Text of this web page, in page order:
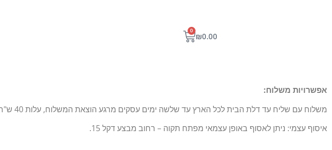
₪0.00
0
אפשרויות משלוח:
משלוח עם שליח עד דלת הבית לכל הארץ עד שלשה ימים עסקים מרגע הוצאת המשלוח, עלות 40 ש"ח.
איסוף עצמי: ניתן לאסוף באופן עצמאי מפתח תקוה – רחוב מבצע דקל 15.